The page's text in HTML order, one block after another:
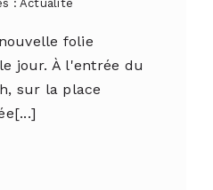
: Actualité
folie
jour. À l'entrée du
sur la place